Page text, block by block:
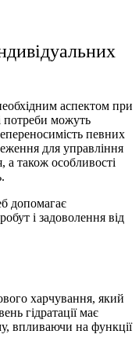
аспектом при
потреби можуть
певних
для управління
а також особливості
допомагає
і задоволення від
харчування, який
гідратації має
впливаючи на функції